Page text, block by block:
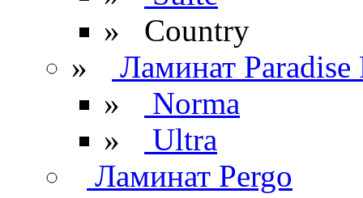
» Сountry
»
Ламинат Paradise
»
Norma
»
Ultra
Ламинат Pergo